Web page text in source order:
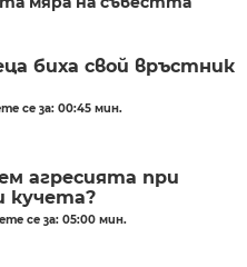
биха свой връстник
се за: 00:45 мин.
агресията при
кучета?
се за: 05:00 мин.